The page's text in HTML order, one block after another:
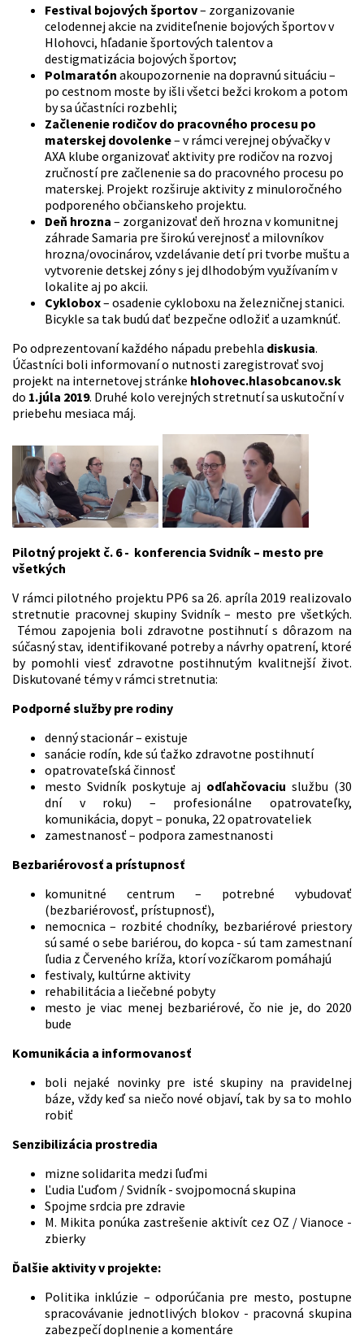
Festival bojových športov– zorganizovanie
celodennej akcie na zviditeľnenie bojových športov v
Hlohovci, hľadanie športových talentov a
destigmatizácia bojových športov;
Polmaratón akoupozornenie na dopravnú situáciu –
po cestnom moste by išli všetci bežci krokom a potom
by sa účastníci rozbehli;
Začlenenie rodičov do pracovného procesu po
materskej dovolenke– v rámci verejnej obývačky v
AXA klube organizovať aktivity pre rodičov na rozvoj
zručností pre začlenenie sa do pracovného procesu po
materskej. Projekt rozširuje aktivity z minuloročného
podporeného občianskeho projektu.
Deň hrozna – zorganizovať deň hrozna v komunitnej
záhrade Samaria pre širokú verejnosť a milovníkov
hrozna/ovocinárov, vzdelávanie detí pri tvorbe muštu a
vytvorenie detskej zóny s jej dlhodobým využívaním v
lokalite aj po akcii.
Cyklobox– osadenie cykloboxu na železničnej stanici.
Bicykle sa tak budú dať bezpečne odložiť a uzamknúť.
Po odprezentovaní každého nápadu prebehla diskusia.
Účastníci boli informovaní o nutnosti zaregistrovať svoj
projekt na internetovej stránke hlohovec.hlasobcanov.sk
do 1.júla 2019. Druhé kolo verejných stretnutí sa uskutoční v
priebehu mesiaca máj.
Pilotný projekt č. 6 - konferencia Svidník – mesto pre
všetkých
V rámci pilotného projektu PP6 sa 26. apríla 2019 realizovalo
stretnutie pracovnej skupiny Svidník – mesto pre všetkých.
Témou zapojenia boli zdravotne postihnutí s dôrazom na
súčasný stav, identifikované potreby a návrhy opatrení, ktoré
by pomohli viesť zdravotne postihnutým kvalitnejší život.
Diskutované témy v rámci stretnutia:
Podporné služby pre rodiny
denný stacionár – existuje
sanácie rodín, kde sú ťažko zdravotne postihnutí
opatrovateľská činnosť
mesto Svidník poskytuje aj odľahčovaciu službu (30
dní v roku) – profesionálne opatrovateľky,
komunikácia, dopyt – ponuka, 22 opatrovateliek
zamestnanosť – podpora zamestnanosti
Bezbariérovosť a prístupnosť
komunitné centrum – potrebné vybudovať
(bezbariérovosť, prístupnosť),
nemocnica – rozbité chodníky, bezbariérové priestory
sú samé o sebe bariérou, do kopca - sú tam zamestnaní
ľudia z Červeného kríža, ktorí vozíčkarom pomáhajú
festivaly, kultúrne aktivity
rehabilitácia a liečebné pobyty
mesto je viac menej bezbariérové, čo nie je, do 2020
bude
Komunikácia a informovanosť
boli nejaké novinky pre isté skupiny na pravidelnej
báze, vždy keď sa niečo nové objaví, tak by sa to mohlo
robiť
Senzibilizácia prostredia
mizne solidarita medzi ľuďmi
Ľudia Ľuďom / Svidník - svojpomocná skupina
Spojme srdcia pre zdravie
M. Mikita ponúka zastrešenie aktivít cez OZ / Vianoce -
zbierky
Ďalšie aktivity v projekte:
Politika inklúzie – odporúčania pre mesto, postupne
spracovávanie jednotlivých blokov - pracovná skupina
zabezpečí doplnenie a komentáre